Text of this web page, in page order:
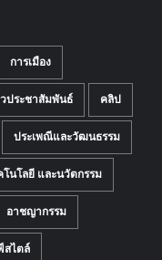
การเมือง
ประชาสัมพันธ์ คลิป
ประเพณีและวัฒนธรรม
นโลยี และนวัตกรรม
อาชญากรรม
สไตล์